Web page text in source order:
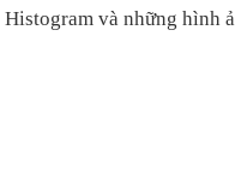
và những hình